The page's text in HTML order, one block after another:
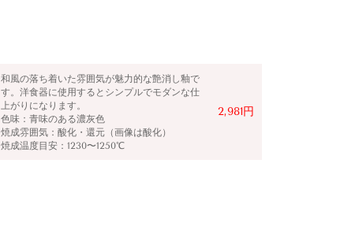
和風の落ち着いた雰囲気が魅力的な艶消し釉で
す。洋食器に使用するとシンプルでモダンな仕
上がりになります。
色味：青味のある濃灰色
焼成雰囲気：酸化・還元（画像は酸化）
焼成温度目安：1230〜1250℃
2,981円